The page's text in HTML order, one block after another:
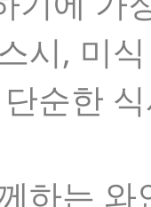
시, 미
순한
하는